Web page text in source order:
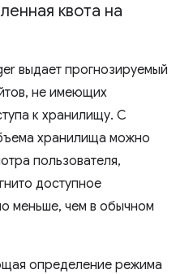
квота на
выдает прогнозируемый
не имеющих
к хранилищу. С
хранилища можно
пользователя,
доступное
меньше, чем в обычном
определение режима